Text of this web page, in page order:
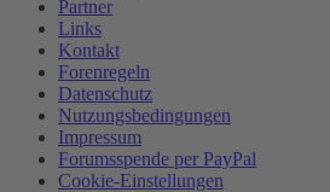
Partner
Links
Kontakt
Forenregeln
Datenschutz
Nutzungsbedingungen
Impressum
Forumsspende per PayPal
Cookie-Einstellungen